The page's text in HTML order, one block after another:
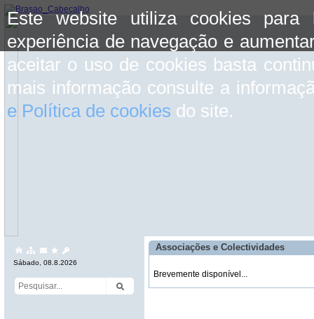
Este website utiliza cookies para
experiência de navegação e
aceitar o uso de cookies basta
mais informação consulte a
e Política de cookies do site.
Sábado, 08.8.2026
Associações e Colectividades
Brevemente disponível...